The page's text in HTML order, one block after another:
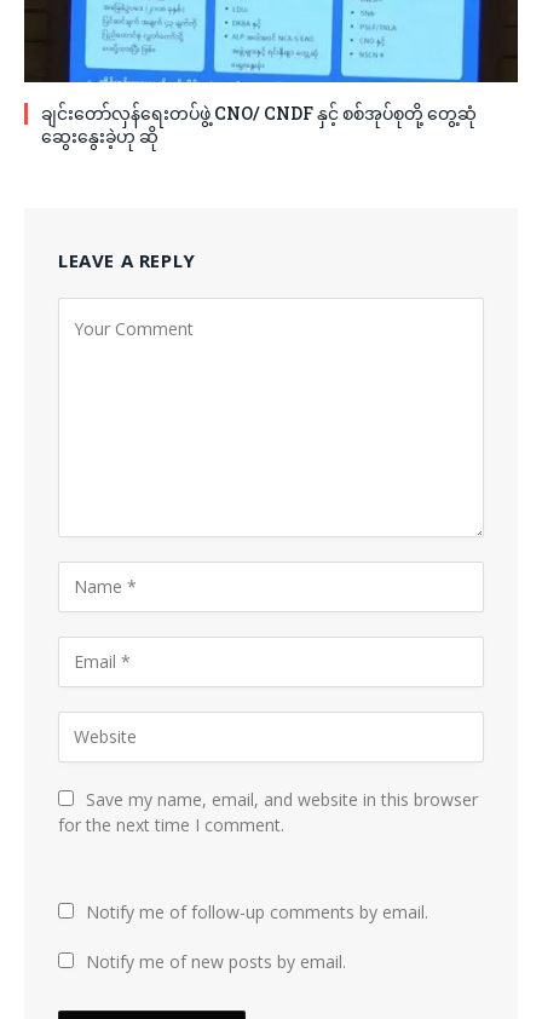
ချင်းတော်လှန်ရေးတပ်ဖွဲ့ CNO/ CNDF နှင့် စစ်အုပ်စုတို့ တွေ့ဆုံ
ဆွေးနွေးခဲ့ဟု ဆို
LEAVE A REPLY
Save my name, email, and website in this browser
for the next time I comment.
Notify me of follow-up comments by email.
Notify me of new posts by email.